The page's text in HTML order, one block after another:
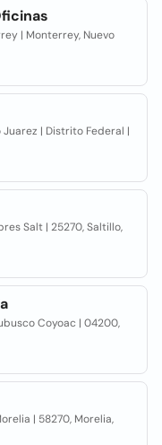
| Monterrey, Nuevo
Juarez | Distrito Federal |
Salt | 25270, Saltillo,
Coyoac | 04200,
| 58270, Morelia,